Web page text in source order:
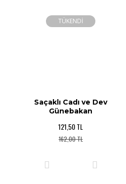
TÜKENDİ
Saçaklı Cadı ve Dev
Günebakan
121,50 TL
162,00 TL